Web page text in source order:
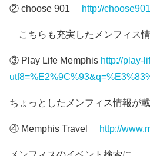
② choose 901 http://
こちらも充実したメンフィス情
③ Play Life Memphis http://play-
ちょっとしたメンフィス情報が載
④ Memphis Travel http://